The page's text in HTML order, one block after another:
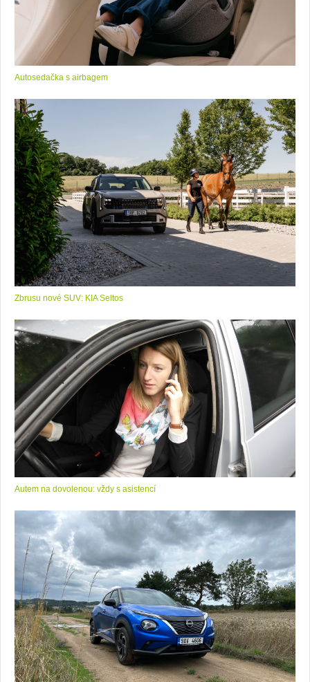
Autosedačka s airbagem
Zbrusu nové SUV: KIA Seltos
Autem na dovolenou: vždy s asistencí